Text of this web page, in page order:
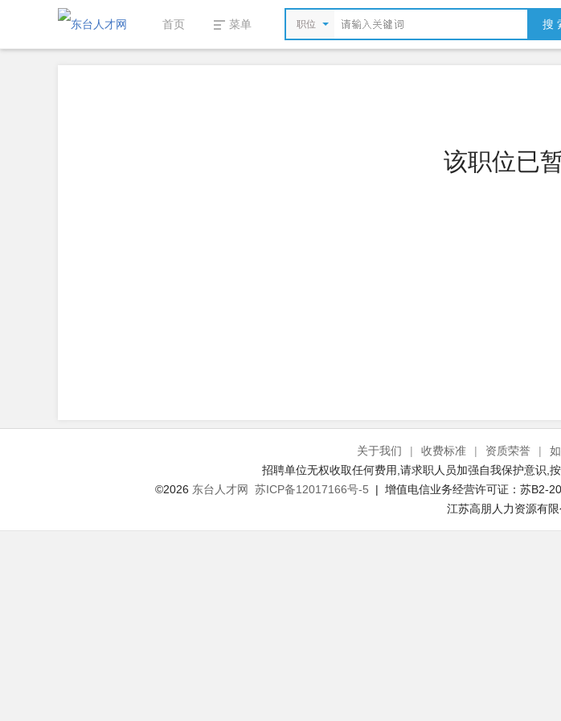
首页 菜单 职位 搜
该职位已
关于我们 | 收费标准 | 资质荣誉 |
招聘单位无权收取任何费用,请求职人员加强自我保护意识,
©2026 东台人才网 苏ICP备12017166号-5 | 增值电信业务经营许可证：苏B2-
江苏高朋人力资源有